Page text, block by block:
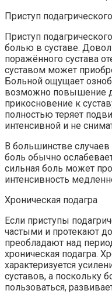
Приступ
Приступ
болью в суставе.
поражённого сустава
суставом может
Больной ощущает
возможно повышение
прикосновение к
полностью теряет
интенсивной и не
В большинстве случаев
боль обычно
сильная боль может
интенсивность
Хроническая подагра
Если приступы
частыми и протекают
преобладают над
хроническая подагра.
характеризуется
суставов, а поскольку
пользоваться,